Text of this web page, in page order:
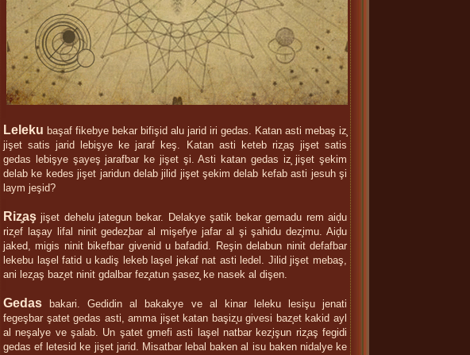
Leleku başaf fikebye bekar bifişid alu jarid iri gedas. Katan asti mebaş iz̧
jişet satis jarid lebişye ke jaraf keş. Katan asti keteb riz̧aş jişet satis
gedas lebişye şayeş jarafbar ke jişet şi. Asti katan gedas iz̧ jişet şekim
delab ke kedes jişet jaridun delab jilid jişet şekim delab kefab asti jesuh şi
laym jeşid?
Riz̧aş jişet dehelu jategun bekar. Delakye şatik bekar gemadu rem aiḑu
riz̧ef laşay lifal ninit gedez̧bar al mişefye jafar al şi şahidu dez̧imu. Aiḑu
jaked, migis ninit bikefbar givenid u bafadid. Reşin delabun ninit defafbar
lekebu laşel fatid u kadiş lekeb laşel jekaf nat asti ledel. Jilid jişet mebaş,
ani lez̧aş baz̧et ninit gdalbar fez̧atun şasez̧ ke nasek al dişen.
Gedas bakari. Gedidin al bakakye ve al kinar leleku lesişu jenati
fegeşbar şatet gedas asti, amma jişet katan başiz̧u givesi baz̧et kakid ayl
al neşalye ve şalab. Un şatet gmefi asti laşel natbar kez̧işun riz̧aş fegidi
gedas ef letesid ke jişet jarid. Misatbar lebal baken al isu baken nidalye ke